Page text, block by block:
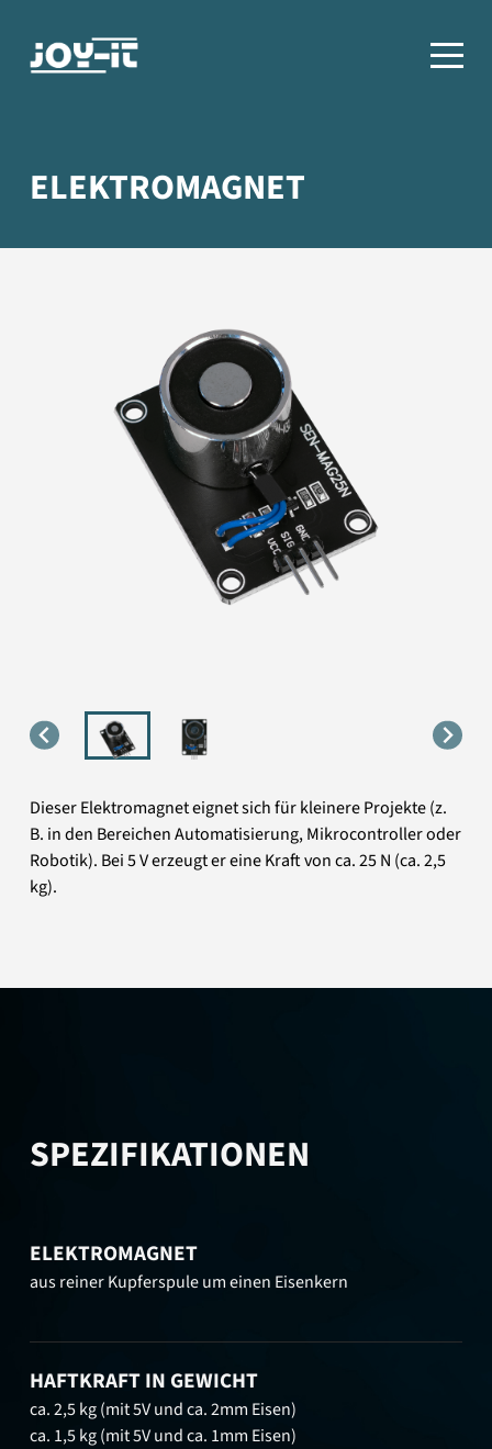
ELEKTROMAGNET
Dieser Elektromagnet eignet sich für kleinere Projekte (z.
B. in den Bereichen Automatisierung, Mikrocontroller oder
Robotik). Bei 5 V erzeugt er eine Kraft von ca. 25 N (ca. 2,5
kg).
SPEZIFIKATIONEN
ELEKTROMAGNET
aus reiner Kupferspule um einen Eisenkern
HAFTKRAFT IN GEWICHT
ca. 2,5 kg (mit 5V und ca. 2mm Eisen)
ca. 1,5 kg (mit 5V und ca. 1mm Eisen)